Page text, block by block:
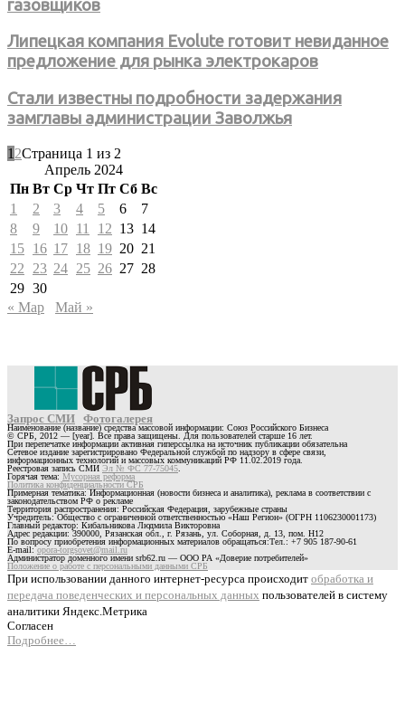
газовщиков
Липецкая компания Evolute готовит невиданное
предложение для рынка электрокаров
Стали известны подробности задержания
замглавы администрации Заволжья
1 2Страница 1 из 2
Апрель 2024
Пн Вт Ср Чт Пт Сб Вс
1
2 3 4 5 6
7
8
9 10 11 12 13 14
15 16 17 18 19 20 21
22
23 24 25 26 27 28
29 30
« Мар
Май »
Запрос СМИ Фотогалерея
Наименование (название) средства массовой информации: Союз Российского Бизнеса
© СРБ, 2012 — [year]. Все права защищены. Для пользователей старше 16 лет.
При перепечатке информации активная гиперссылка на источник публикации обязательна
Сетевое издание зарегистрировано Федеральной службой по надзору в сфере связи,
информационных технологий и массовых коммуникаций РФ 11.02.2019 года.
Реестровая запись СМИ Эл № ФС 77-75045
Горячая тема: Мусорная реформа
Политика конфиденциальности СРБ
Примерная тематика: Информационная (новости бизнеса и аналитика), реклама в соответствии с
законодательством РФ о рекламе
Территория распространения: Российская Федерация, зарубежные страны
Учредитель: Общество с ограниченной ответственностью «Наш Регион» (ОГРН 1106230001173)
Главный редактор: Кибальникова Людмила Викторовна
Адрес редакции: 390000, Рязанская обл., г. Рязань, ул. Соборная, д. 13, пом. Н12
По вопросу приобретения информационных материалов обращаться:Тел.: +7 905 187-90-61
E-mail:opora-torgsovet@mail.ru
Администратор доменного имени srb62.ru — ООО РА «Доверие потребителей»
Положение о работе с персональными данными СРБ
При использовании данного интернет-ресурса происходит обработка и
передача поведенческих и персональных данных пользователей в систему
аналитики Яндекс.Метрика
Согласен
Подробнее…